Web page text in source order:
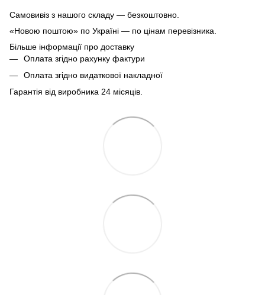
Самовивіз з нашого складу — безкоштовно.
«Новою поштою» по Україні — по цінам перевізника.
Більше інформації про доставку
Оплата згідно рахунку фактури
Оплата згідно видаткової накладної
Гарантія від виробника 24 місяців.